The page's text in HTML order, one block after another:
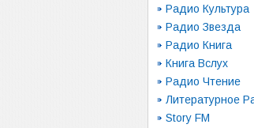
Радио Культура
Радио Звезда
Радио Книга
Книга Вслух
Радио Чтение
Литературное
Story FM